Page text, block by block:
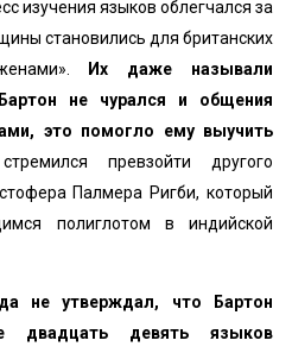
изучения языков облегчался за
становились для британских
Их даже называли
не чурался и общения
это помогло ему выучить
превзойти другого
Палмера Ригби, который
полиглотом в индийской
не утверждал, что Бартон
девять языков